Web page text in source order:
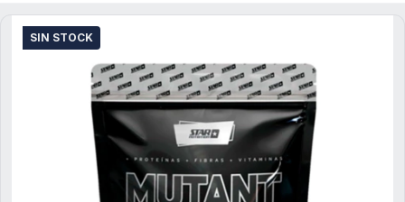
SIN STOCK